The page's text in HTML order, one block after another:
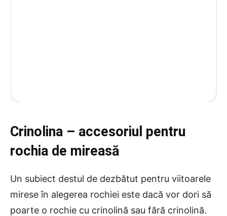
Crinolina – accesoriul pentru
rochia de mireasă
Un subiect destul de dezbătut pentru viitoarele
mirese în alegerea rochiei este dacă vor dori să
poarte o rochie cu crinolină sau fără crinolină.